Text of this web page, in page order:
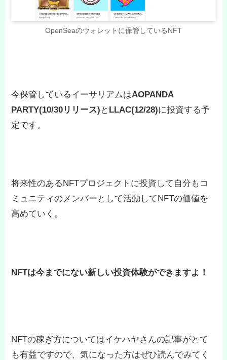
OpenSeaのウォレットに保管しているNFT
今保管しているイーサリアムはAOPANDA
PARTY(10/30リリース) と LLAC(12/28)に投資する予
定です。
将来性のあるNFTプロジェクトに投資して自分もコ
ミュニティのメンバーとして活動してNFTの価値を
高めていく。
NFTは今までにない新しい投資体験ができますよ！
NFTの稼ぎ方についてはイケハヤさんの記事がとて
も有益ですので、気になった方はぜひ読んでみてく